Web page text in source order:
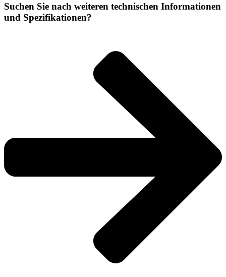
Suchen Sie nach weiteren technischen Informationen
und Spezifikationen?